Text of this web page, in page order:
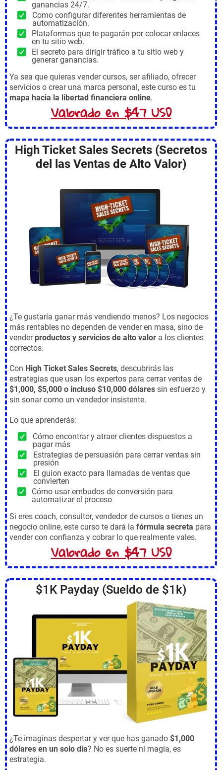
ganancias 24/7.
Como configurar diferentes herramientas de
automatización.
Plataformas que te pagarán por colocar enlaces
en tu sitio web.
El secreto para dirigir tráfico a tu sitio web y
generar ganancias.
Ya sea que quieras vender cursos, ser afiliado, ofrecer
servicios o crear una marca personal, este curso es tu
mapa hacia la libertad financiera online.
Valorado en $47 USD
High Ticket Sales Secrets (Secretos
del las Ventas de Alto Valor)
¿Te gustaría ganar más vendiendo menos? Los negocios
más rentables no dependen de vender en masa, sino de
vender productos y servicios de alto valor a los clientes
correctos.
Con High Ticket Sales Secrets, descubrirás las
estrategias que usan los expertos para cerrar ventas de
$1,000, $5,000 o incluso $10,000 dólares sin esfuerzo y
sin sonar como un vendedor insistente.
Lo que aprenderás:
Cómo encontrar y atraer clientes dispuestos a
pagar más
Estrategias de persuasión para cerrar ventas sin
presión
El guion exacto para llamadas de ventas que
convierten
Cómo usar embudos de conversión para
automatizar el proceso
Si eres coach, consultor, vendedor de cursos o tienes un
negocio online, este curso te dará la fórmula secreta para
vender con confianza y cobrar lo que realmente vales.
Valorado en $47 USD
$1K Payday (Sueldo de $1k)
¿Te imaginas despertar y ver que has ganado $1,000
dólares en un solo día? No es suerte ni magia, es
estrategia.